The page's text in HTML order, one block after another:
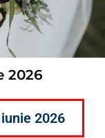
2026
2026